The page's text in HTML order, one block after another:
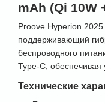
mAh (Qi 10W
Proove Hyperion
поддерживающий
беспроводного
Type-C, обеспечивая
Технические